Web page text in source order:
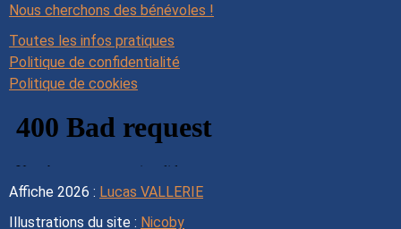
Nous cherchons des bénévoles !
Toutes les infos pratiques
Politique de confidentialité
Politique de cookies
Affiche 2026 : Lucas VALLERIE
Illustrations du site : Nicoby